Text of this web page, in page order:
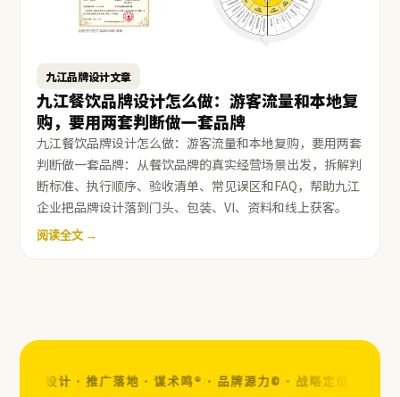
九江品牌设计文章
九江餐饮品牌设计怎么做：游客流量和本地复
购，要用两套判断做一套品牌
九江餐饮品牌设计怎么做：游客流量和本地复购，要用两套
判断做一套品牌：从餐饮品牌的真实经营场景出发，拆解判
断标准、执行顺序、验收清单、常见误区和FAQ，帮助九江
企业把品牌设计落到门头、包装、VI、资料和线上获客。
阅读全文 →
视觉设计 · 推广落地 · 谋术鸣® · 品牌源力© ·战略定位 · 视觉